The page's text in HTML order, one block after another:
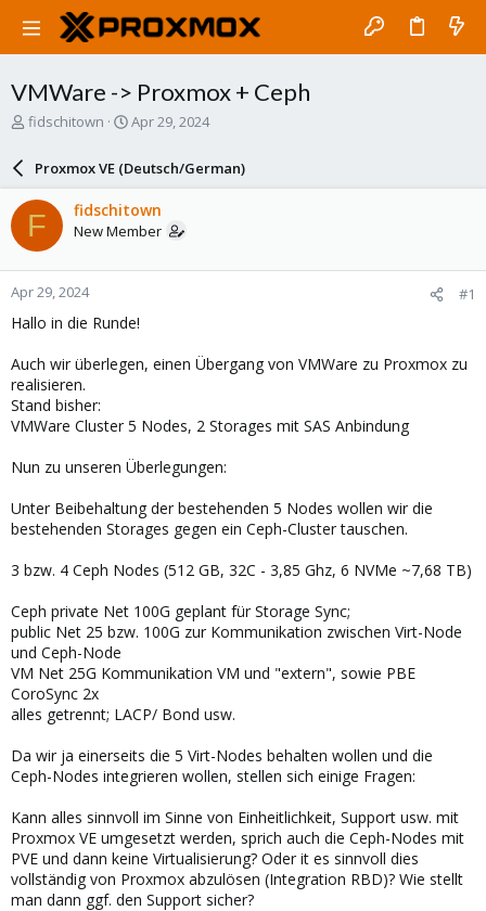
VMWare -> Proxmox + Ceph
T
a
d
s
t
a
r
t
e
fidschitown
S
a
r
d
a
e
Apr 29, 2024
Proxmox VE (Deutsch/German)
F fidschitown
New Member
Apr 29, 2024 #1
Hallo in die Runde!
Auch wir überlegen, einen Übergang von VMWare zu Proxmox zu
realisieren.
Stand bisher:
VMWare Cluster 5 Nodes, 2 Storages mit SAS Anbindung
Nun zu unseren Überlegungen:
Unter Beibehaltung der bestehenden 5 Nodes wollen wir die
bestehenden Storages gegen ein Ceph-Cluster tauschen.
3 bzw. 4 Ceph Nodes (512 GB, 32C - 3,85 Ghz, 6 NVMe ~7,68 TB)
Ceph private Net 100G geplant für Storage Sync;
public Net 25 bzw. 100G zur Kommunikation zwischen Virt-Node
und Ceph-Node
VM Net 25G Kommunikation VM und "extern", sowie PBE
CoroSync 2x
alles getrennt; LACP/ Bond usw.
Da wir ja einerseits die 5 Virt-Nodes behalten wollen und die
Ceph-Nodes integrieren wollen, stellen sich einige Fragen:
Kann alles sinnvoll im Sinne von Einheitlichkeit, Support usw. mit
Proxmox VE umgesetzt werden, sprich auch die Ceph-Nodes mit
PVE und dann keine Virtualisierung? Oder it es sinnvoll dies
vollständig von Proxmox abzulösen (Integration RBD)? Wie stellt
man dann ggf. den Support sicher?